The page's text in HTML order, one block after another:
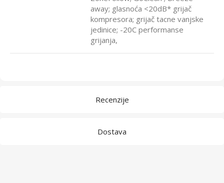
Recenzije
Dostava
away; glasnoća <20dB* grijač
kompresora; grijač tacne vanjske
jedinice; -20C performanse
grijanja,